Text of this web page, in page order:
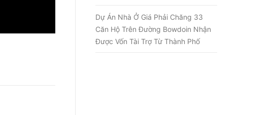
Dự Án Nhà Ở Giá Phải Chăng 33
Căn Hộ Trên Đường Bowdoin Nhận
Được Vốn Tài Trợ Từ Thành Phố